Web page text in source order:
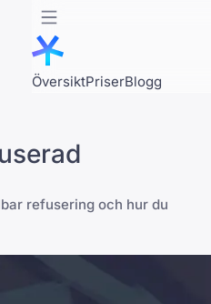
ÖversiktPriserBlogg
refusering och hur du